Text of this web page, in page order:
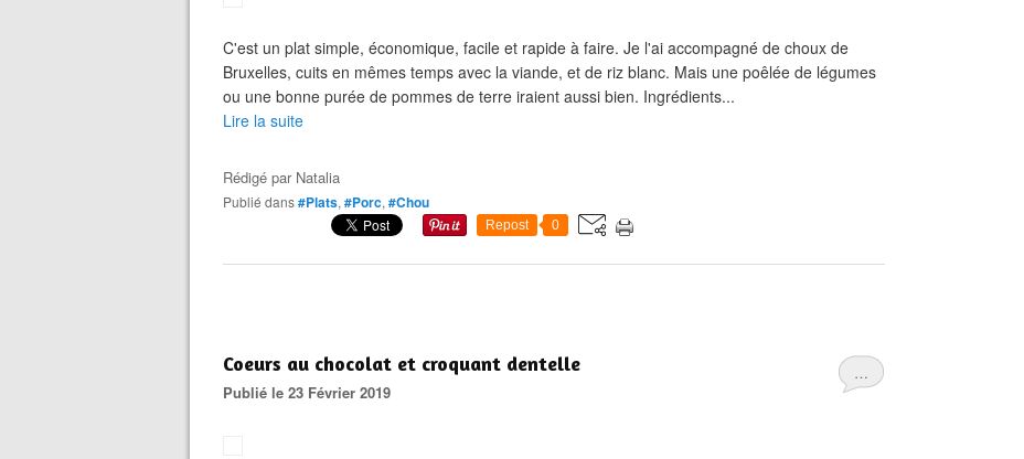
C'est un plat simple, économique, facile et rapide à faire. Je l'ai accompagné de choux de
Bruxelles, cuits en mêmes temps avec la viande, et de riz blanc. Mais une poêlée de légumes
ou une bonne purée de pommes de terre iraient aussi bien. Ingrédients...
Lire la suite
Rédigé par Natalia
Publié dans#Plats, #Porc, #Chou
Repost 0
…
Coeurs au chocolat et croquant dentelle
Publié le 23 Février 2019